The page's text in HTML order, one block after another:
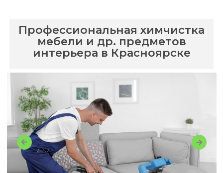
Профессиональная химчистка
мебели и др. предметов
интерьера в Красноярске